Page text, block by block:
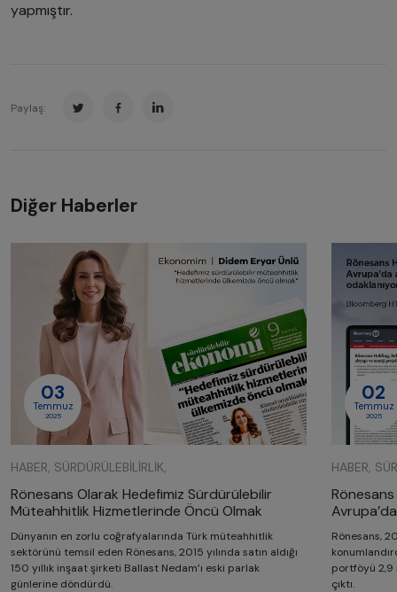
yapmıştır.
Paylaş:
Diğer Haberler
03
Temmuz
2025
HABER, SÜRDÜRÜLEBILIRLIK,
Rönesans Olarak Hedefimiz Sürdürülebilir
Müteahhitlik Hizmetlerinde Öncü Olmak
Dünyanın en zorlu coğrafyalarında Türk müteahhitlik
sektörünü temsil eden Rönesans, 2015 yılında satın aldığı
150 yıllık inşaat şirketi Ballast Nedam’ı eski parlak
günlerine döndürdü.
02
Temmuz
2025
HABER,
Rönesans,
portföyü 2,9
çıktı.